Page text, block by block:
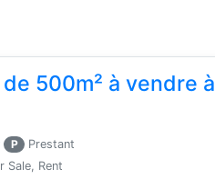
500m² à vendre à
P Prestant
Sale, Rent